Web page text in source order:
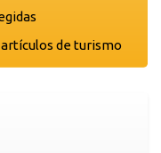
artículos de turismo